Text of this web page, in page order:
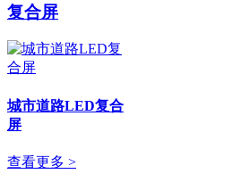
复合屏
城市道路LED复合
屏
查看更多 >